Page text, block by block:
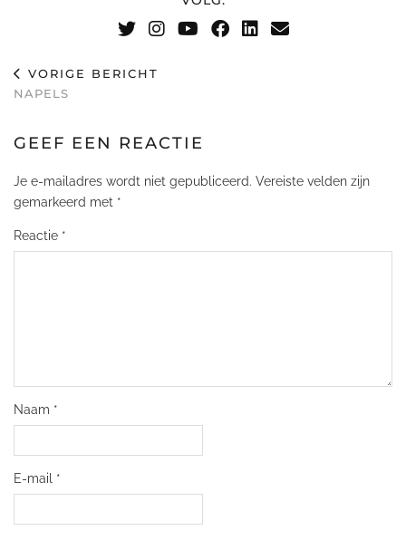
VORIGE BERICHT
NAPELS
GEEF EEN REACTIE
Je e-mailadres wordt niet gepubliceerd. Vereiste velden zijn
gemarkeerd met *
Reactie *
Naam *
E-mail *